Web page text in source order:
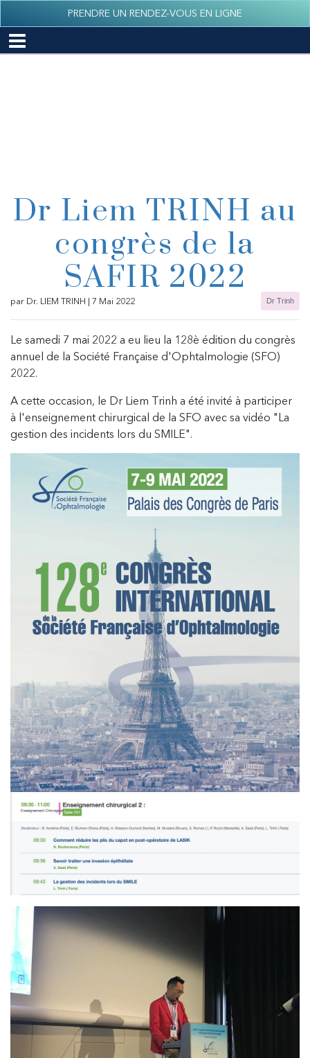
PRENDRE UN RENDEZ-VOUS EN LIGNE
Dr Liem TRINH au
congrès de la
SAFIR 2022
Dr Trinh
par Dr. LIEM TRINH | 7 Mai 2022
Le samedi 7 mai 2022 a eu lieu la 128è édition du congrès
annuel de la Société Française d'Ophtalmologie (SFO)
2022.
A cette occasion, le Dr Liem Trinh a été invité à participer
à l'enseignement chirurgical de la SFO avec sa vidéo "La
gestion des incidents lors du SMILE".